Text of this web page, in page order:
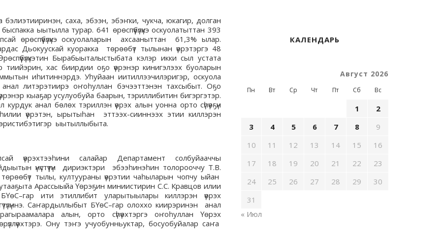
саха, эбээн, эбэҥки, чукча, юкагир, долган
ыытылла турар. 641 өрөспүүбүлүкэ оскуолатыттан 393
өрөспүүбүлүкэ оскуолаларын ахсааныттан 61,3% ылар.
Дьокуускай куоракка төрөөбүт тылынан үөрэтэргэ 48
Бырабыыталыстыбата кэлэр икки сыл устата
тиийэрин, хас биирдии оҕо үөрэнэр кинигэлээх буоларын
иһитиннэрдэ. Уһуйаан иитиллээчилэригэр, оскуола
литэрэтиирэ оҥоһуллан бэчээттэнэн тахсыбыт. Оҕо
кыаҕар усулуобуйа баарын, тэриллибитин бигэргэтэр.
курдук анал бөлөх тэриллэн үөрэх алын уонна орто сүһүөҕүн
үөрэтэн, ырытыһан эттээх-сииннээх этии киллэрэн
ыытыллыбыта.
үөрэхтээһини салайар Департамент солбуйааччы
үнүстүүтүн дириэктэри эбээһинэһин толорооччу Т.В.
тылы, култуураны үөрэтии чаһыларын чопчу ыйан
Арассыыйа Үөрэҕин миниистирин С.С. Кравцов илии
ити этиллибит уларытыылары киллэрэн үөрэх
Саҥардыллыбыт БҮөС–гар олоххо киирэринэн анал
алын, орто сүһүөхтэргэ оҥоһуллан Үөрэх
Ону тэҥэ учуобунньуктар, босуобуйалар саҥа
КАЛЕНДАРЬ
Август 2026
Пн Вт Ср Чт Пт Сб Вс
1
2
3
4 5 6 7 8
9
10
11 12 13 14 15
16
17
18 19 20 21 22
23
24
25 26 27 28 29
30
31
« Июл